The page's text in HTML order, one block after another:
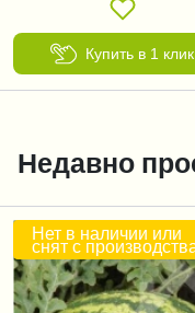
Купить в 1 клик
Недавно
Нет в наличии или
снят с